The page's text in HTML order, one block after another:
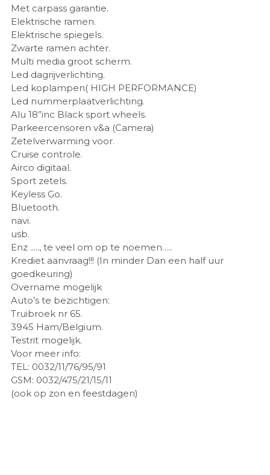
Met carpass garantie.
Elektrische ramen.
Elektrische spiegels.
Zwarte ramen achter.
Multi media groot scherm.
Led dagrijverlichting.
Led koplampen( HIGH PERFORMANCE)
Led nummerplaatverlichting.
Alu 18”inc Black sport wheels.
Parkeercensoren v&a (Camera)
Zetelverwarming voor.
Cruise controle.
Airco digitaal.
Sport zetels.
Keyless Go.
Bluetooth.
navi.
usb.
Enz ....., te veel om op te noemen…..
Krediet aanvraag!!! (In minder Dan een half uur
goedkeuring)
Overname mogelijk
Auto’s te bezichtigen:
Truibroek nr 65.
3945 Ham/Belgium.
Testrit mogelijk.
Voor meer info:
TEL: 0032/11/76/95/91
GSM: 0032/475/21/15/11
(ook op zon en feestdagen)